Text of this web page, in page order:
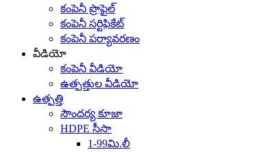
కంపెనీ ప్రొఫైల్
కంపెనీ సర్టిఫికేట్
కంపెనీ పర్యావరణం
వీడియో
కంపెనీ వీడియో
ఉత్పత్తుల వీడియో
ఉత్పత్తి
సౌందర్య కూజా
HDPE సీసా
1-99మి.లీ